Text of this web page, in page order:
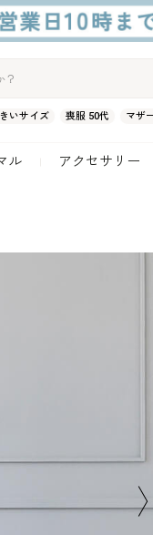
いサイズ 喪服 50代 マザ
ル アクセサリー